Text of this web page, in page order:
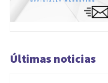
Últimas noticias